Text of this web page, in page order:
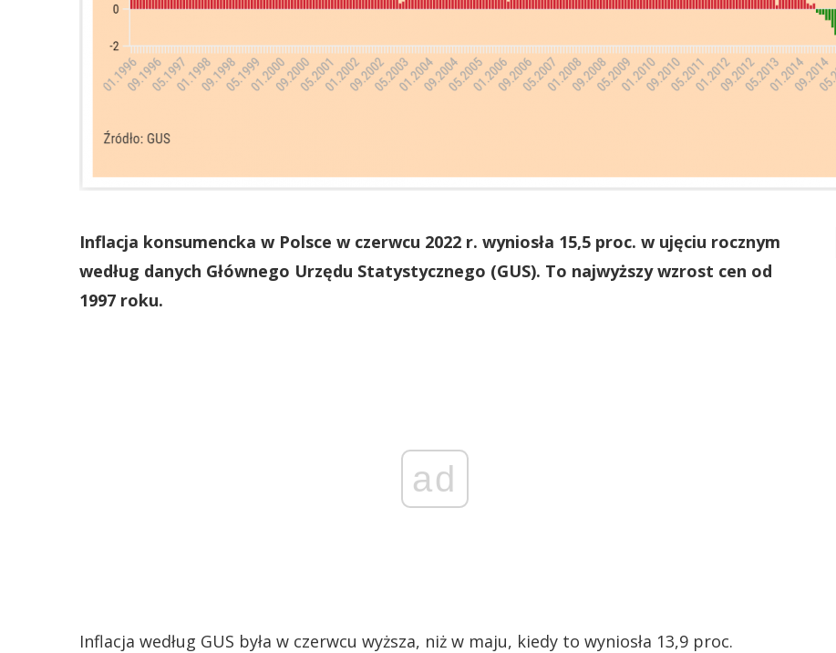
Inflacja konsumencka w Polsce w czerwcu 2022 r. wyniosła 15,5 proc. w ujęciu rocznym
według danych Głównego Urzędu Statystycznego (GUS). To najwyższy wzrost cen od
1997 roku.
ad
Inflacja według GUS była w czerwcu wyższa, niż w maju, kiedy to wyniosła 13,9 proc.